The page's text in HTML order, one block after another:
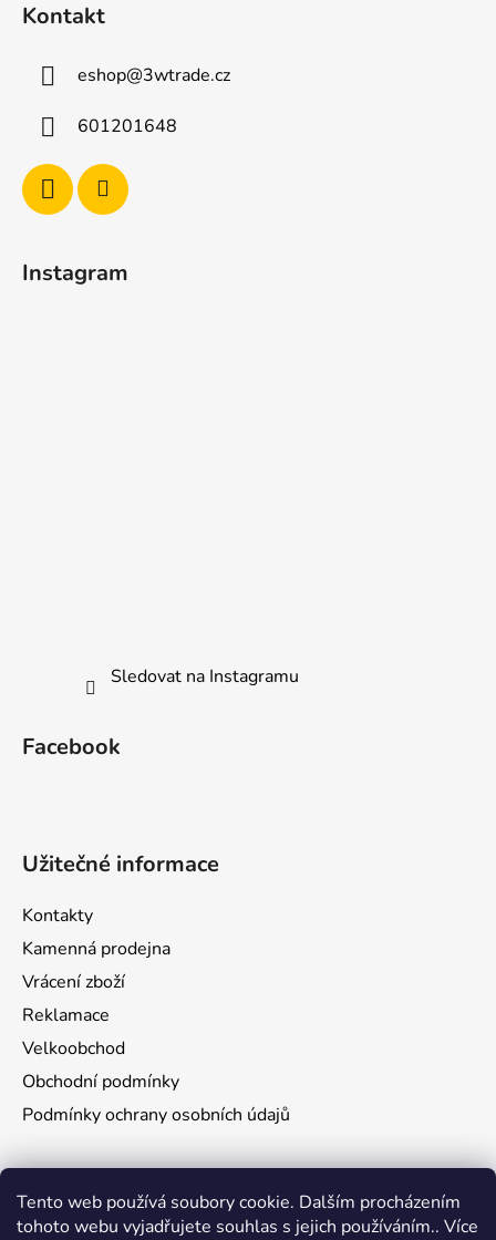
Tento web používá soubory cookie. Dalším procházením
tohoto webu vyjadřujete souhlas s jejich používáním.. Více
Kontakt
eshop@3wtrade.cz
601201648
Instagram
Sledovat na Instagramu
Facebook
Užitečné informace
Kontakty
Kamenná prodejna
Vrácení zboží
Reklamace
Velkoobchod
Obchodní podmínky
Podmínky ochrany osobních údajů
Aktuality